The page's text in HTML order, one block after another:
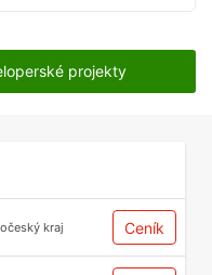
projekty
kraj Ceník